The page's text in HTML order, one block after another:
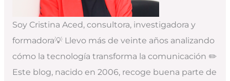
Soy Cristina Aced, consultora, investigadora y
formadora💡 Llevo más de veinte años analizando
cómo la tecnología transforma la comunicación ✏️
Este blog, nacido en 2006, recoge buena parte de